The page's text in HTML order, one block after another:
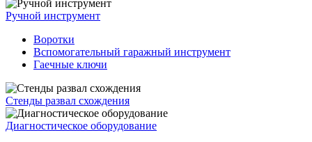
Ручной инструмент
Воротки
Вспомогательный гаражный инструмент
Гаечные ключи
Стенды развал схождения
Диагностическое оборудование